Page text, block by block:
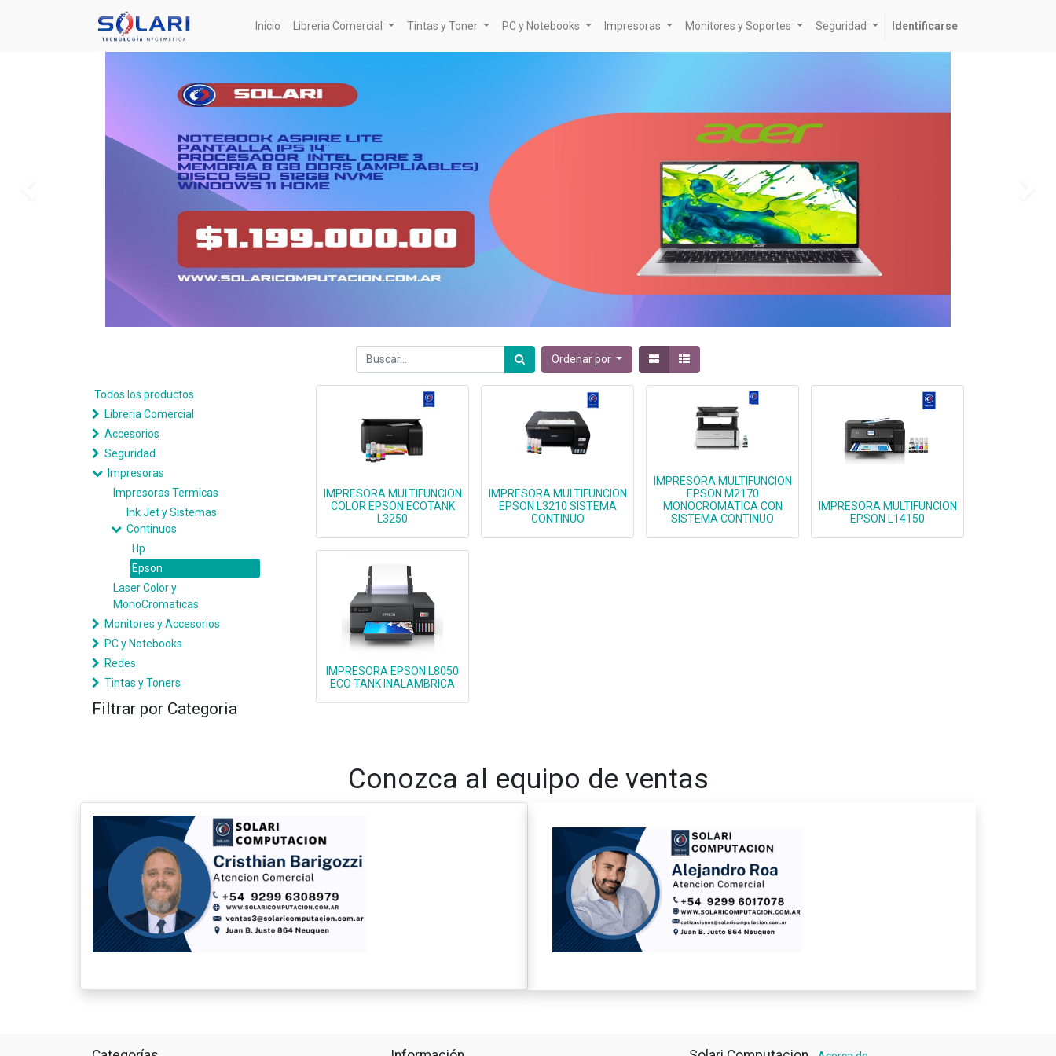
Inicio Libreria Comercial Tintas y Toner PC y Notebooks Impresoras Monitores y Soportes Seguridad Identificarse
Ordenar por
Todos los productos
Libreria Comercial
Accesorios
Seguridad
Impresoras
Impresoras Termicas
Ink Jet y Sistemas
Continuos
Hp
Epson
Laser Color y
MonoCromaticas
Monitores y Accesorios
PC y Notebooks
Redes
Tintas y Toners
Filtrar por Categoria
IMPRESORA MULTIFUNCION
COLOR EPSON ECOTANK
L3250
IMPRESORA MULTIFUNCION
EPSON L3210 SISTEMA
CONTINUO
IMPRESORA MULTIFUNCION
EPSON M2170
MONOCROMATICA CON
SISTEMA CONTINUO
IMPRESORA MULTIFUNCION
EPSON L14150
IMPRESORA EPSON L8050
ECO TANK INALAMBRICA
Conozca al equipo de ventas